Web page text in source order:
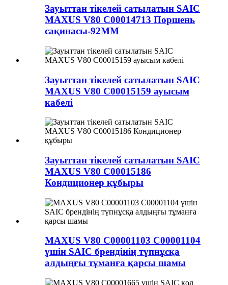
Зауыттан тікелей сатылатын SAIC
MAXUS V80 C00014713 Поршень
сақинасы-92MM
Зауыттан тікелей сатылатын SAIC
MAXUS V80 C00015159 ауысым
кабелі
Зауыттан тікелей сатылатын SAIC
MAXUS V80 C00015186
Кондиционер құбыры
MAXUS V80 C00001103 C00001104
үшін SAIC брендінің түпнұсқа
алдыңғы тұманға қарсы шамы